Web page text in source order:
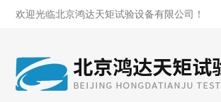
欢迎光临北京鸿达天矩试验设备有限公司！